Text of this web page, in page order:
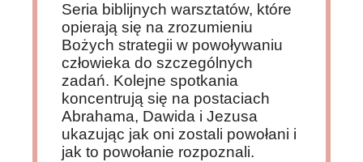
Seria biblijnych warsztatów, które
opierają się na zrozumieniu
Bożych strategii w powoływaniu
człowieka do szczególnych
zadań. Kolejne spotkania
koncentrują się na postaciach
Abrahama, Dawida i Jezusa
ukazując jak oni zostali powołani i
jak to powołanie rozpoznali.